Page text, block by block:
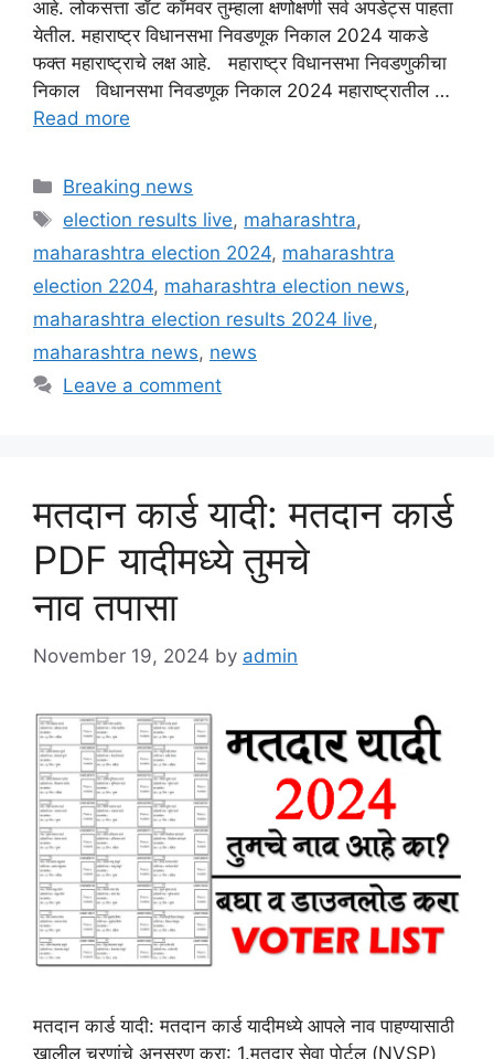
आहे. लोकसत्ता डॉट कॉमवर तुम्हाला क्षणोक्षणी सर्व अपडेट्स पाहता
येतील. महाराष्ट्र विधानसभा निवडणूक निकाल 2024 याकडे
फक्त महाराष्ट्राचे लक्ष आहे. महाराष्ट्र विधानसभा निवडणुकीचा
निकाल विधानसभा निवडणूक निकाल 2024 महाराष्ट्रातील …
Read more
Categories
Breaking news
Tags
election results live, maharashtra,
maharashtra election 2024, maharashtra
election 2204, maharashtra election news,
maharashtra election results 2024 live,
maharashtra news, news
Leave a comment
मतदान कार्ड यादी: मतदान कार्ड
PDF यादीमध्ये तुमचे
नाव तपासा
November 19, 2024 by admin
मतदान कार्ड यादी: मतदान कार्ड यादीमध्ये आपले नाव पाहण्यासाठी
खालील चरणांचे अनुसरण करा: 1.मतदार सेवा पोर्टल (NVSP)